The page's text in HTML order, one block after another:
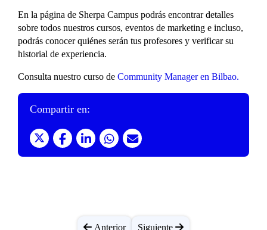
los profesores puedan dedicaros el tiempo y
atención necesarios.
puedas repasarlas y verlas cuando necesites
repasar o refrescar información.
En la página de Sherpa Campus podrás encontrar detalles
sobre todos nuestros cursos, eventos de marketing e incluso,
podrás conocer quiénes serán tus profesores y verificar su
historial de experiencia.
Consulta nuestro curso de Community Manager en Bilbao.
Compartir en:
Anterior Siguiente